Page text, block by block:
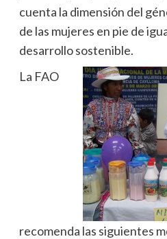
cuenta la dimensión del
de las mujeres en pie de
desarrollo sostenible.
La FAO
recomenda las siguientes